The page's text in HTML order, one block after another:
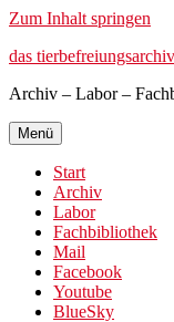
Zum Inhalt springen
das tierbefreiungsarchiv
Archiv – Labor –
Menü
Start
Archiv
Labor
Fachbibliothek
Mail
Facebook
Youtube
BlueSky